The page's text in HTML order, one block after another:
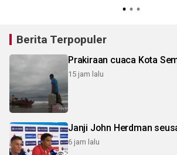
Berita Terpopuler
Prakiraan cuaca Kota
15 jam lalu
Janji John Herdman
6 jam lalu